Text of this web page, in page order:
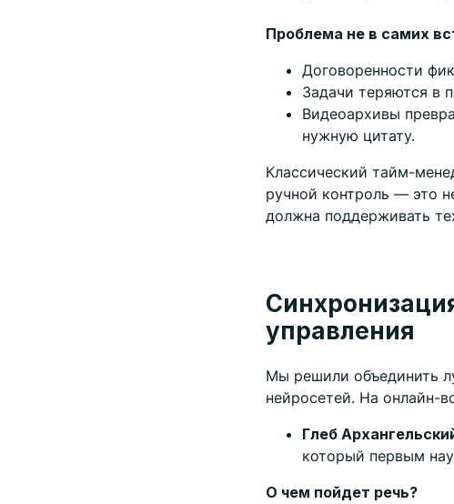
Проблема не в самих
Договоренности
Задачи теряются в
Видеоархивы
нужную цитату.
Классический тайм-
ручной контроль — это
должна поддерживать
управления
Мы решили объединить
нейросетей. На онлайн-
Глеб
который первым
О чем пойдет речь?